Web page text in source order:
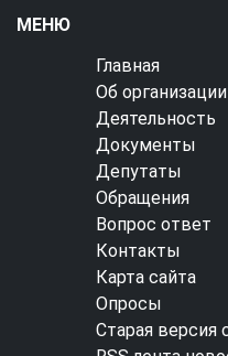
МЕНЮ
Главная
Об организации
Деятельность
Документы
Депутаты
Обращения
Вопрос ответ
Контакты
Карта сайта
Опросы
Старая версия